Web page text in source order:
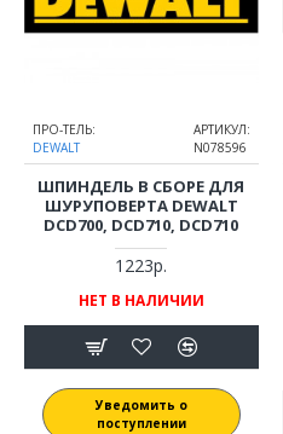
ПРО-ТЕЛЬ:
DEWALT
АРТИКУЛ:
N078596
ШПИНДЕЛЬ В СБОРЕ ДЛЯ
ШУРУПОВЕРТА DEWALT
DCD700, DCD710, DCD710
1223р.
НЕТ В НАЛИЧИИ
Уведомить о
поступлении